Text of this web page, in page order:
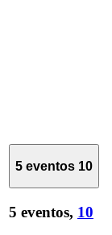
5 eventos 10
5 eventos, 10